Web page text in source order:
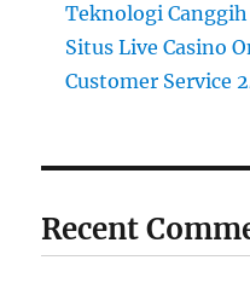
Teknologi
Situs Live Casino
Customer Service
Recent